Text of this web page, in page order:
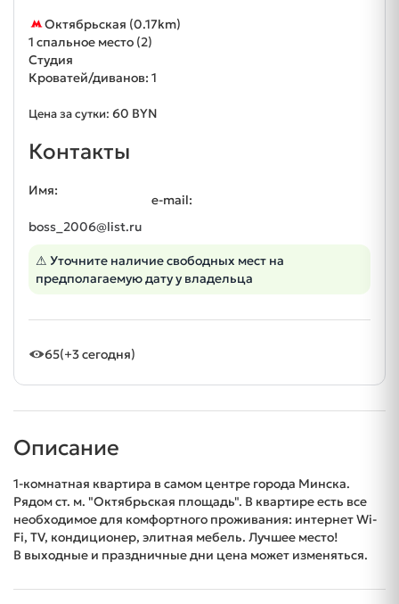
Октябрьская (0.17km)
1 спальное место (2)
Студия
Кроватей/диванов: 1
Цена за сутки: 60 BYN
Контакты
Имя:
e-mail:
boss_2006@list.ru
⚠ Уточните наличие свободных мест на
предполагаемую дату у владельца
65(+3 сегодня)
Описание
1-комнатная квартира в самом центре города Минска.
Рядом ст. м. "Октябрьская площадь". В квартире есть все
необходимое для комфортного проживания: интернет Wi-
Fi, TV, кондиционер, элитная мебель. Лучшее место!
В выходные и праздничные дни цена может изменяться.